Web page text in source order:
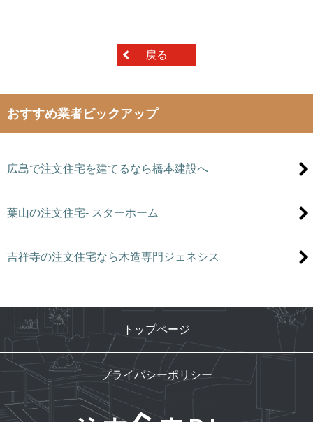
戻る
おすすめ業者ピックアップ
広島で注文住宅を建てるなら橋本建設へ
葉山の注文住宅- スターホーム
吉祥寺の注文住宅なら木造専門ジェネシス
トップページ
プライバシーポリシー